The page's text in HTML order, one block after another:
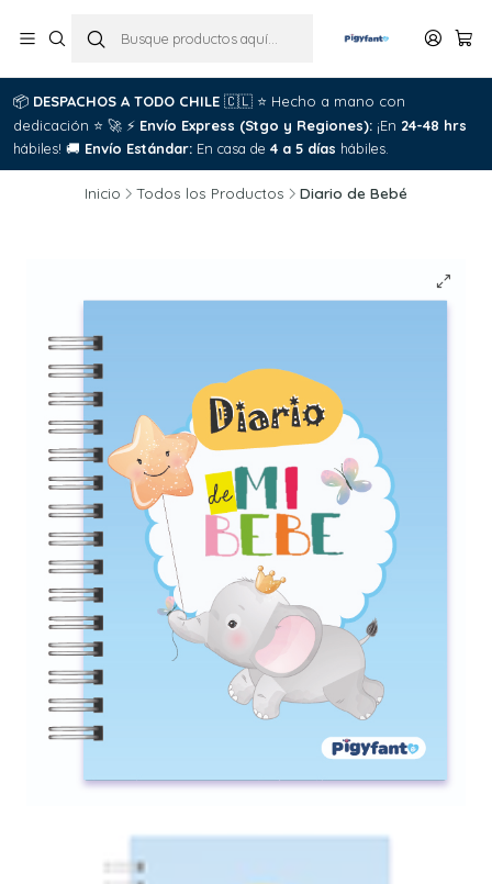
📦 DESPACHOS A TODO CHILE 🇨🇱 ⭐ Hecho a mano con
dedicación ⭐ 🚀 ⚡ Envío Express (Stgo y Regiones): ¡En 24-48 hrs
hábiles! 🚚 Envío Estándar: En casa de 4 a 5 días hábiles.
Inicio Todos los Productos Diario de Bebé